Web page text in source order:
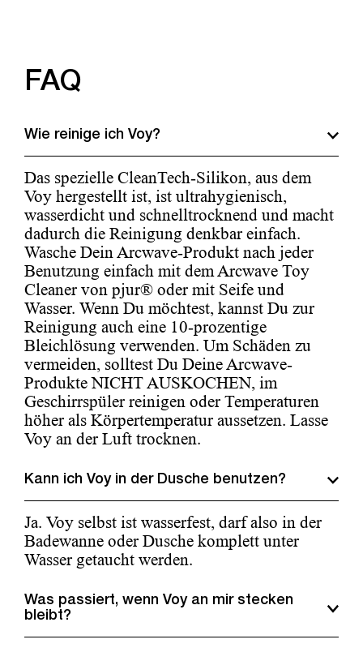
FAQ
Wie reinige ich Voy?
Das spezielle CleanTech-Silikon, aus dem
Voy hergestellt ist, ist ultrahygienisch,
wasserdicht und schnelltrocknend und macht
dadurch die Reinigung denkbar einfach.
Wasche Dein Arcwave-Produkt nach jeder
Benutzung einfach mit dem Arcwave Toy
Cleaner von pjur® oder mit Seife und
Wasser. Wenn Du möchtest, kannst Du zur
Reinigung auch eine 10-prozentige
Bleichlösung verwenden. Um Schäden zu
vermeiden, solltest Du Deine Arcwave-
Produkte NICHT AUSKOCHEN, im
Geschirrspüler reinigen oder Temperaturen
höher als Körpertemperatur aussetzen. Lasse
Voy an der Luft trocknen.
Kann ich Voy in der Dusche benutzen?
Ja. Voy selbst ist wasserfest, darf also in der
Badewanne oder Dusche komplett unter
Wasser getaucht werden.
Was passiert, wenn Voy an mir stecken
bleibt?